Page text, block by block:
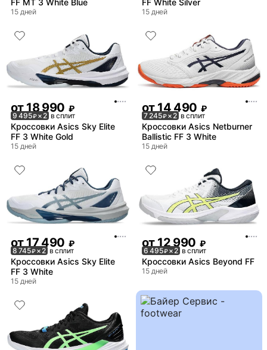
15 дней 15 дней
от18 990 ₽
9 495₽× 2 в сплит
Кроссовки Asics Sky Elite
FF 3 White Gold
15 дней
от14 490 ₽
7 245₽× 2 в сплит
Кроссовки Asics Netburner
Ballistic FF 3 White
15 дней
от17 490 ₽
8 745₽× 2 в сплит
Кроссовки Asics Sky Elite
FF 3 White
15 дней
от12 990 ₽
6 495₽× 2 в сплит
Кроссовки Asics Beyond FF
15 дней